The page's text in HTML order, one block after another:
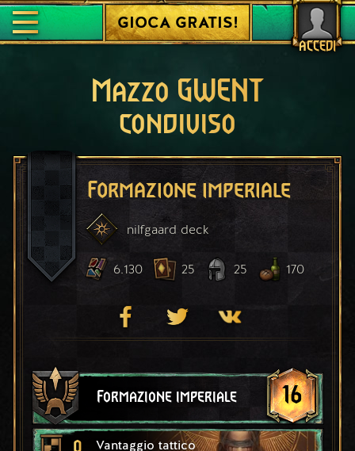
ACCEDI
GIOCA GRATIS!
Mazzo GWENT
condiviso
Formazione imperiale
nilfgaard deck
6.130 25 25 170
Formazione imperiale 16
0 Vantaggio tattico